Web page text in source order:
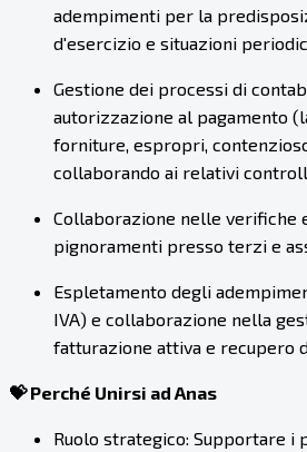
adempimenti per la
d'esercizio e situazioni
Gestione dei processi di
autorizzazione al pagamento
forniture, espropri,
collaborando ai relativi
Collaborazione nelle verifiche
pignoramenti presso terzi e
Espletamento degli
IVA) e collaborazione nella
fatturazione attiva e recupero
💝 Perché Unirsi ad Anas
Ruolo strategico: Supportare i